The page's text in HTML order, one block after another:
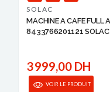
SOLAC
MACHINE A CAFE FULL AUTOMATIC CA4810
8433766201121 SOLAC
3 999,00 DH
VOIR LE PRODUIT